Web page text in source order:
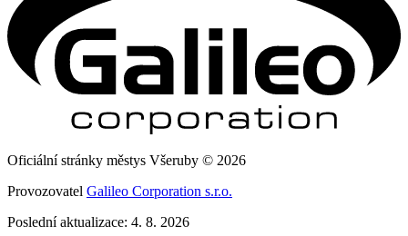
Oficiální stránky městys Všeruby © 2026
Provozovatel Galileo Corporation s.r.o.
Poslední aktualizace: 4. 8. 2026